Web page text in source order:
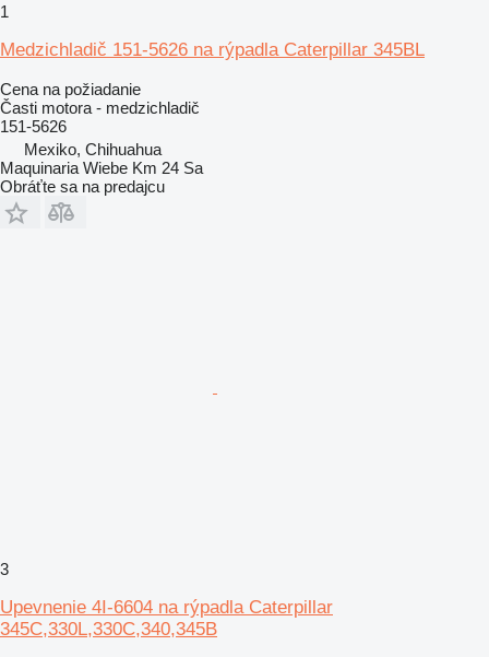
1
Medzichladič 151-5626 na rýpadla Caterpillar 345BL
Cena na požiadanie
Časti motora - medzichladič
151-5626
Mexiko, Chihuahua
Maquinaria Wiebe Km 24 Sa
Obráťte sa na predajcu
3
Upevnenie 4I-6604 na rýpadla Caterpillar
345C,330L,330C,340,345B